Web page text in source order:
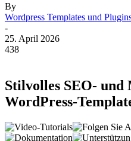
By
Wordpress Templates und
-
25. April 2026
438
Stilvolles SEO-
WordPress-